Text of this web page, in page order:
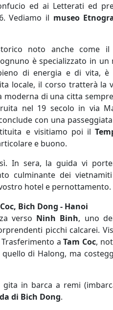
ed ai Letterati ed
Vediamo il museo
noto anche come
è specializzato in un
di energia e di vita,
locale, il corso tratterà la
di una citta
nel 19 secolo in via
con una
e visitiamo poi il
e buono.
In sera, la guida vi
culminante dei
hotel e pernottamento.
Bich Dong - Hanoi
verso Ninh Binh, uno
picchi calcarei.
Trasferimento aTam Coc,
di Halong, ma
in barca a remi
di Bich Dong.